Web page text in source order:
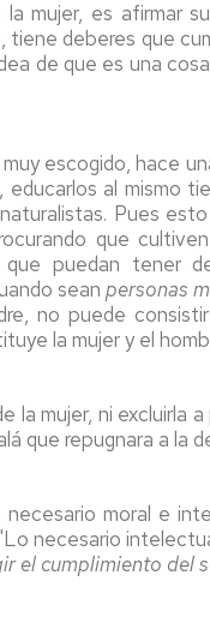
mujer, es afirmar
deberes que
de que es una
escogido, hace
al mismo
Pues
que
puedan tener
sean personas
no puede
la mujer y el
mujer, ni excluirla
que repugnara a la
necesario moral e
necesario
el cumplimiento del